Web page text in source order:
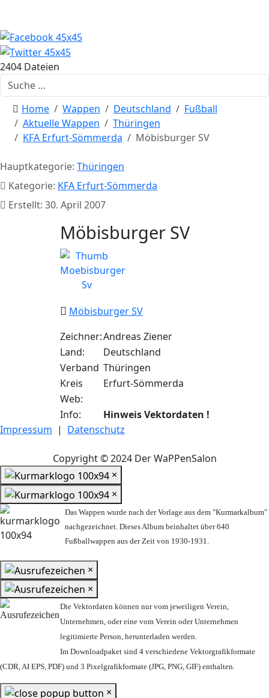
2404 Dateien
Suchen
Home Wappen Deutschland
Fußball
Aktuelle Wappen
Thüringen
KFA Erfurt-Sömmerda
Möbisburger SV
Hauptkategorie: Thüringen
Kategorie: KFA Erfurt-Sömmerda
Erstellt: 30. April 2007
Möbisburger SV
Möbisburger SV
Zeichner:Andreas Ziener
Land:
Deutschland
Verband Thüringen
Kreis
Erfurt-Sömmerda
Web:
Info:
Hinweis Vektordaten !
Impressum | Datenschutz
Copyright © 2024 Der WaPPenSalon
×
×
Das Wappen wurde nach der Vorlage aus dem "Kurmarkalbum"
nachgezeichnet. Dieses Album beinhaltet über 640
Fußballwappen aus der Zeit von 1930-1931.
×
×
Die Vektordaten können nur vom jeweiligen Verein,
Unternehmen, oder eine vom Verein oder Unternehmen
legitimierte Person, herunterladen werden.
Im Downloadpaket sind 4 verschiedene Vektorgrafikformate
(CDR, AI EPS, PDF) und 3 Pixelgrafikformate (JPG, PNG, GIF) enthalten.
×